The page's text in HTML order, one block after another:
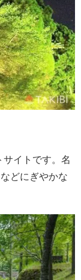
サイトです。名
どにぎやかな